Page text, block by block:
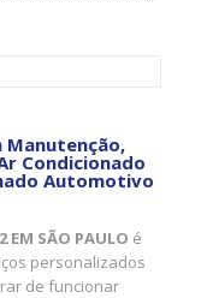
Manutenção,
Condicionado
Automotivo
EM SÃO PAULO é
personalizados
de funcionar